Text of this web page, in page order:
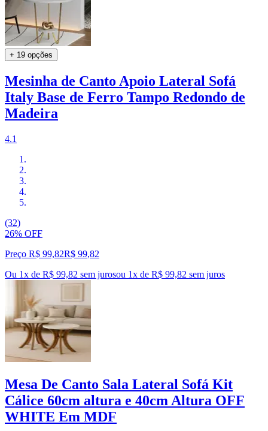
+ 19 opções
Mesinha de Canto Apoio Lateral Sofá
Italy Base de Ferro Tampo Redondo de
Madeira
4.1
(32)
26% OFF
Preço R$ 99,82R$ 99,82
Ou 1x de R$ 99,82 sem jurosou 1x de R$ 99,82 sem juros
Mesa De Canto Sala Lateral Sofá Kit
Cálice 60cm altura e 40cm Altura OFF
WHITE Em MDF